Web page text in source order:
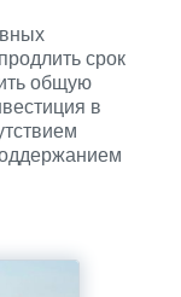
срок
общую
в